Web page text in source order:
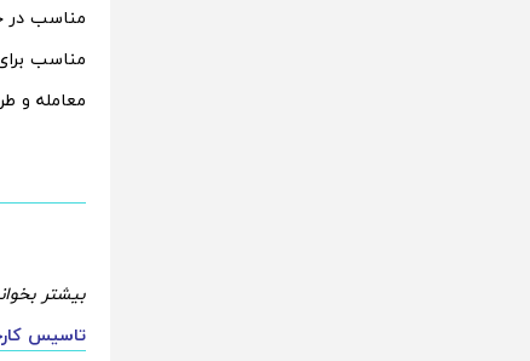
مناسب در
مناسب
معامله و
بیشتر
تاسیس